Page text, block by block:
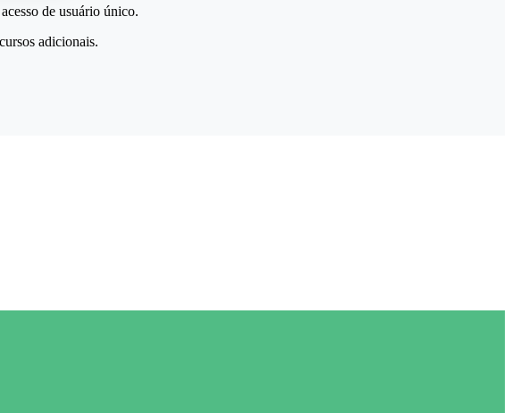
de usuário único.
adicionais.